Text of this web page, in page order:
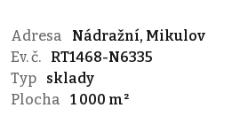
Adresa
Nádražní, Mikulov
Ev. č.
RT1468-N6335
Typ
sklady
Plocha
1 000 m²